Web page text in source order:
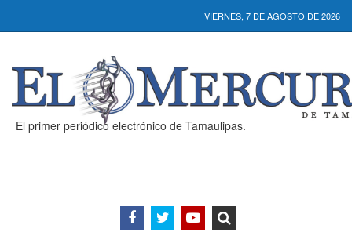
VIERNES, 7 DE AGOSTO DE 2026
El primer periódico electrónico de Tamaulipas.